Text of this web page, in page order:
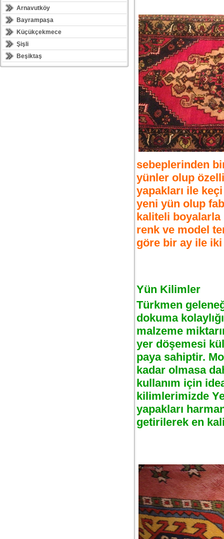
Arnavutköy
Bayrampaşa
Küçükçekmece
Şişli
Beşiktaş
sebeplerinden
yünler olup
yapakları ile
yeni yün olup
kaliteli boyalarla
renk ve model
göre bir ay ile iki
Yün Kilimler
Türkmen
dokuma
malzeme
yer döşemesi
paya sahiptir.
kadar olmasa
kullanım için
kilimlerimizde
yapakları
getirilerek en